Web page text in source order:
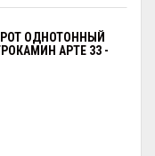
ОДНОТОННЫЙ
АРТЕ 33 -